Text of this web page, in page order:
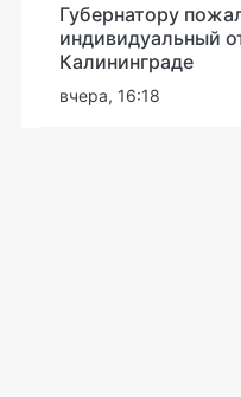
Губернатору
индивидуальный
Калининграде
вчера, 16:18